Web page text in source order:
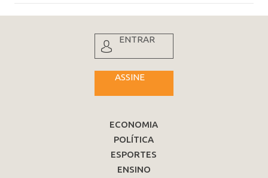
ENTRAR
ASSINE
ECONOMIA
POLÍTICA
ESPORTES
ENSINO